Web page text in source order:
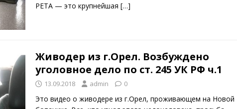
PETA — это крупнейшая […]
Живодер из г.Орел. Возбуждено
уголовное дело по ст. 245 УК РФ ч.1
13.09.2018 admin 0
Это видео о живодере из г.Орел, проживающем на Новой